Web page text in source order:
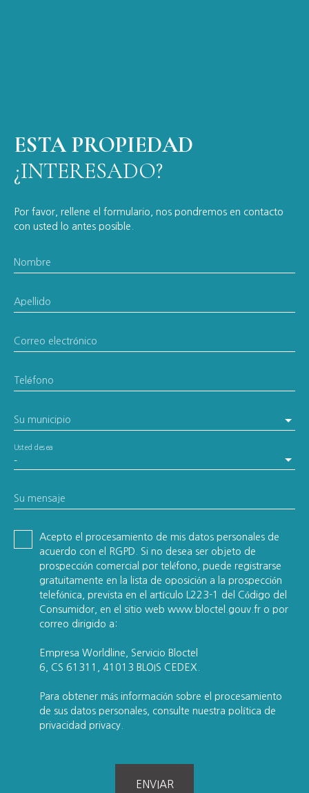
ESTA PROPIEDAD
¿INTERESADO?
Por favor, rellene el formulario, nos pondremos en contacto
con usted lo antes posible.
Nombre
Apellido
Correo electrónico
Teléfono
Su municipio
-
Usted desea
Su mensaje
Acepto el procesamiento de mis datos personales de
acuerdo con el RGPD. Si no desea ser objeto de
prospección comercial por teléfono, puede registrarse
gratuitamente en la lista de oposición a la prospección
telefónica, prevista en el artículo L223-1 del Código del
Consumidor, en el sitio web www.bloctel.gouv.fr o por
correo dirigido a:
Empresa Worldline, Servicio Bloctel
6, CS 61311, 41013 BLOIS CEDEX.
Para obtener más información sobre el procesamiento
de sus datos personales, consulte nuestra política de
privacidad privacy.
ENVIAR